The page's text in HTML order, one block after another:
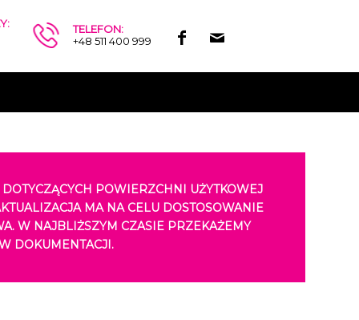
TELEFON:
+48 511 400 999
POWIERZCHNI UŻYTKOWEJ
MA NA CELU DOSTOSOWANIE
W NAJBLIŻSZYM CZASIE PRZEKAŻEMY
DOKUMENTACJI.